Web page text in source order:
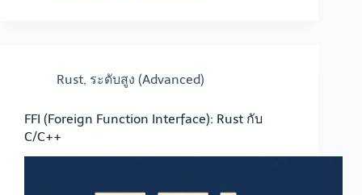
Rust, ระดับสูง (Advanced)
FFI (Foreign Function Interface): Rust กับ
C/C++